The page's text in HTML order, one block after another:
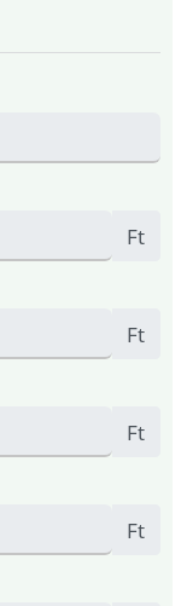
Ft
Ft
Ft
Ft